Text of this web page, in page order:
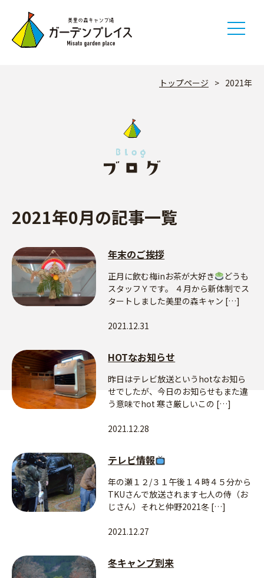
content
トップページ > 2021年
2021年0月の記事一覧
年末のご挨拶
正月に飲む梅inお茶が大好き
どうも
スタッフＹです。 ４月から新体制でス
タートしました美里の森キャン […]
2021.12.31
HOTなお知らせ
昨日はテレビ放送というhotなお知ら
せでしたが、今日のお知らせもまた違
う意味でhot 寒さ厳しいこの […]
2021.12.28
テレビ情報
年の瀬１２/３１午後１４時４５分から
TKUさんで放送されます七人の侍（お
じさん）それと仲野2021冬 […]
2021.12.27
冬キャンプ到来